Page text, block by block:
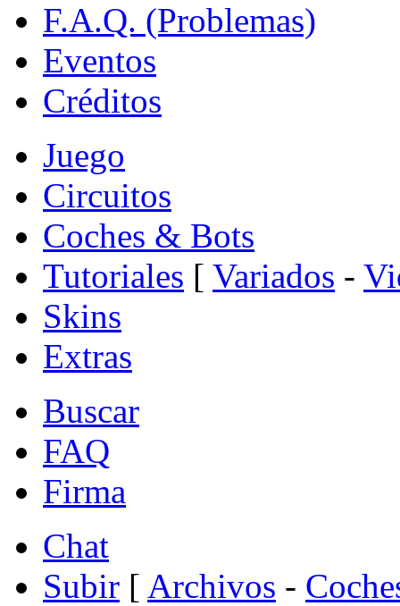
F.A.Q. (Problemas)
Eventos
Créditos
Juego
Circuitos
Coches & Bots
Tutoriales [ Variados -
Skins
Extras
Buscar
FAQ
Firma
Chat
Subir [ Archivos -